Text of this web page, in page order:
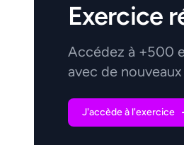
Exercice
Accédez à +500
avec de
J'accède à l'exercice